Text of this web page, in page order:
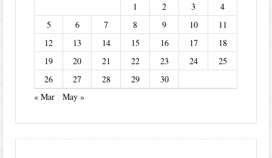
1 2 3
4
5
6 7 8 9 10
11
12
13 14 15 16 17
18
19
20 21 22 23 24
25
26
27 28 29
30
« Mar
May »